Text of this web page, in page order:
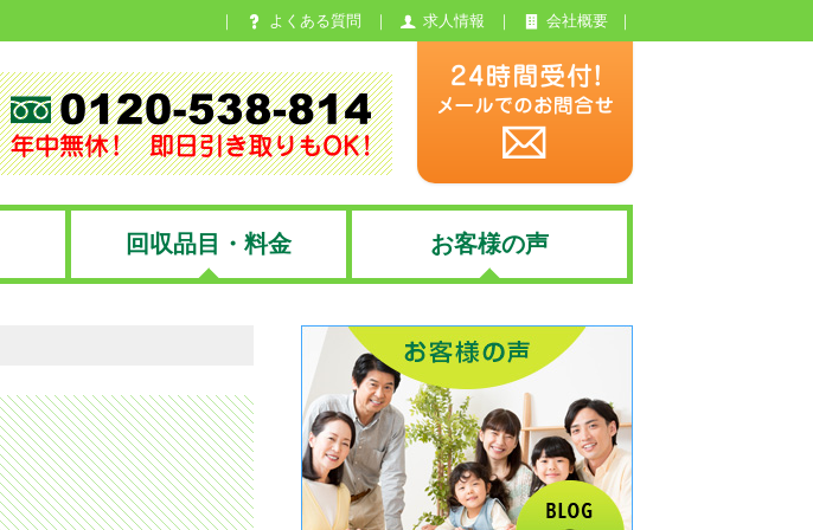
よくある質問 求人情報 会社概要
回収品目・料金 お客様の声